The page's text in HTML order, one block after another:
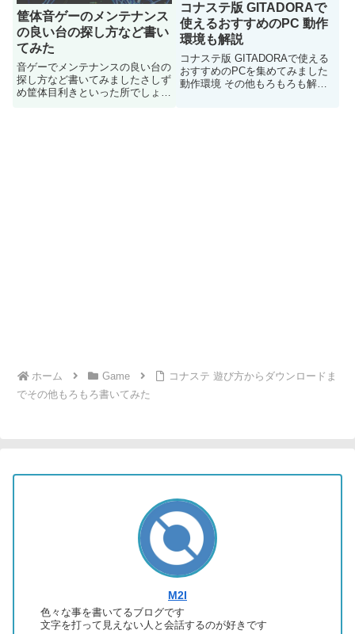
筐体音ゲーのメンテナンス
の良い台の探し方など書い
てみた
音ゲーでメンテナンスの良い台の
探し方など書いてみましたさしず
め筐体目利きといった所でしょう
コナステ版 GITADORAで
使えるおすすめのPC 動作
環境も解説
コナステ版 GITADORAで使える
おすすめのPCを集めてみました
動作環境 その他もろもろも解説
ホーム Game
コナステ 遊び方からダウンロードま
でその他もろもろ書いてみた
M2I
色々な事を書いてるブログです
文字を打って見えない人と会話するのが好きです